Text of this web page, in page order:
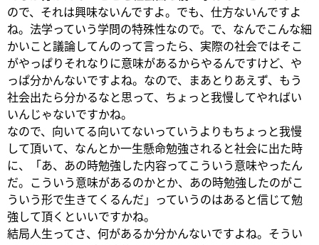
ので、それは興味ないんですよ。でも、仕方ないんですよ
ね。法学っていう学問の特殊性なので。で、なんでこんな細
かいこと議論してんのって言ったら、実際の社会ではそこ
がやっぱりそれなりに意味があるからやるんですけど、や
っぱ分かんないですよね。なので、まあとりあえず、もう
社会出たら分かるなと思って、ちょっと我慢してやればい
いんじゃないですかね。
なので、向いてる向いてないっていうよりもちょっと我慢
して頂いて、なんとか一生懸命勉強されると社会に出た時
に、「あ、あの時勉強した内容ってこういう意味やったん
だ。こういう意味があるのかとか、あの時勉強したのがこ
ういう形で生きてくるんだ」っていうのはあると信じて勉
強して頂くといいですかね。
結局人生ってさ、何があるか分かんないですよね。そうい